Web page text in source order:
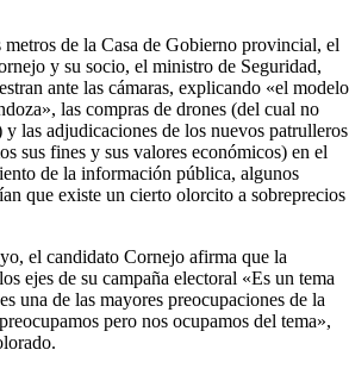
metros de la Casa de Gobierno provincial, el
y su socio, el ministro de Seguridad,
ante las cámaras, explicando «el modelo
las compras de drones (del cual no
y las adjudicaciones de los nuevos patrulleros
sus fines y sus valores económicos) en el
de la información pública, algunos
que existe un cierto olorcito a
el candidato Cornejo afirma que la
ejes de su campaña electoral «Es un tema
una de las mayores preocupaciones de la
pero nos ocupamos del tema»,